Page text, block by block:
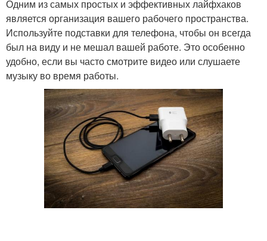
Одним из самых простых и эффективных лайфхаков
является организация вашего рабочего пространства.
Используйте подставки для телефона, чтобы он всегда
был на виду и не мешал вашей работе. Это особенно
удобно, если вы часто смотрите видео или слушаете
музыку во время работы.